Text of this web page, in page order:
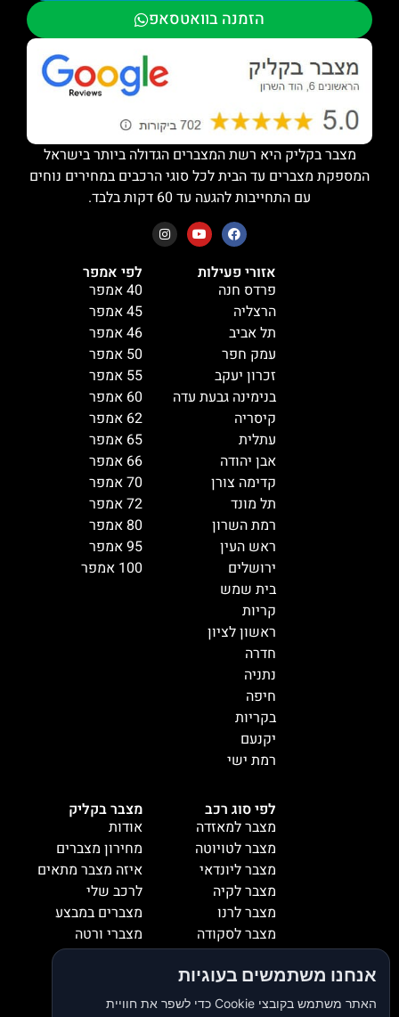
מצבר בקליק
אודות
מחירון מצברים
איזה מצבר מתאים
לרכב שלי
מצברים במבצע
מצברי ורטה
מצברי שנפ
אזורי שירות
לפי סוג רכב
מצבר למאזדה
מצבר לטויוטה
מצבר ליונדאי
מצבר לקיה
מצבר לרנו
מצבר לסקודה
מצבר למיציבושי
מצבר לסובארו
מצבר להונדה
לפי אמפר
40 אמפר
45 אמפר
46 אמפר
50 אמפר
55 אמפר
60 אמפר
62 אמפר
65 אמפר
66 אמפר
70 אמפר
72 אמפר
80 אמפר
95 אמפר
100 אמפר
אזורי פעילות
פרדס חנה
הרצליה
תל אביב
עמק חפר
זכרון יעקב
בנימינה גבעת עדה
קיסריה
עתלית
אבן יהודה
קדימה צורן
תל מונד
רמת השרון
ראש העין
ירושלים
בית שמש
קריות
ראשון לציון
חדרה
נתניה
חיפה
בקריות
יקנעם
רמת ישי
הזמנה בוואטסאפ
מצבר בקליק היא רשת המצברים הגדולה ביותר בישראל
המספקת מצברים עד הבית לכל סוגי הרכבים במחירים נוחים
עם התחייבות להגעה עד 60 דקות בלבד.
אנחנו משתמשים בעוגיות
האתר משתמש בקובצי Cookie כדי לשפר את חוויית